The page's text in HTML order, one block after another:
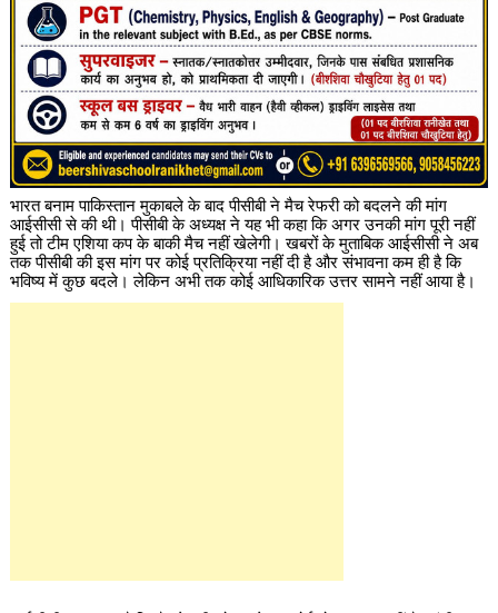
भारत बनाम पाकिस्तान मुकाबले के बाद पीसीबी ने मैच रेफरी को बदलने की मांग
आईसीसी से की थी। पीसीबी के अध्यक्ष ने यह भी कहा कि अगर उनकी मांग पूरी नहीं
हुई तो टीम एशिया कप के बाकी मैच नहीं खेलेगी। खबरों के मुताबिक आईसीसी ने अब
तक पीसीबी की इस मांग पर कोई प्रतिक्रिया नहीं दी है और संभावना कम ही है कि
भविष्य में कुछ बदले। लेकिन अभी तक कोई आधिकारिक उत्तर सामने नहीं आया है।